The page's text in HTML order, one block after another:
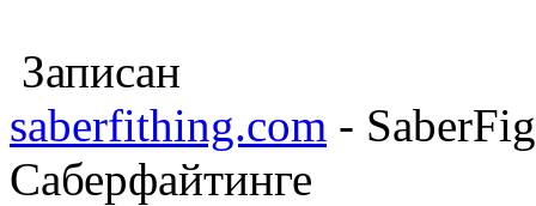
Записан
saberfithing.com -
Саберфайтинге